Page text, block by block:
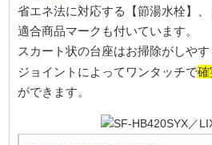
省エネ法に対応する【節湯水栓】
適合商品マークも付いています。
スカート状の台座はお掃除がしや
ジョイントによってワンタッチで確
ができます。